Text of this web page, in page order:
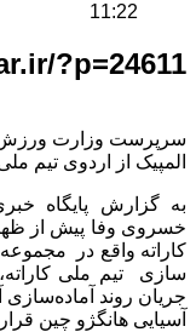
11:22
?p=24611
سرپرست وزارت ورزش
المپیک از اردوی تیم
به گزارش پایگاه
کاراته واقع در
سازی تیم ملی
جریان روند
آسیایی هانگژو چین